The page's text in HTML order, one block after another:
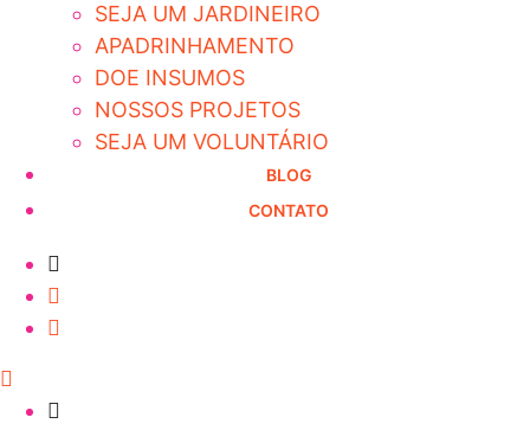
SEJA UM JARDINEIRO
APADRINHAMENTO
DOE INSUMOS
NOSSOS PROJETOS
SEJA UM VOLUNTÁRIO
BLOG
CONTATO